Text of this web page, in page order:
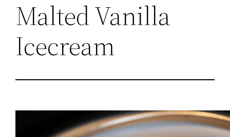
Malted Vanilla
Icecream